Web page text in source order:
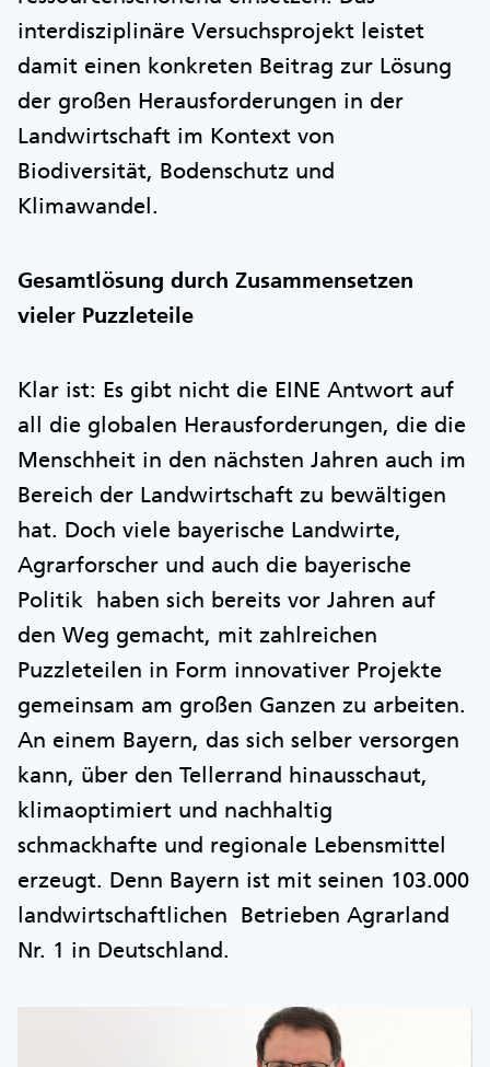
interdisziplinäre Versuchsprojekt leistet
damit einen konkreten Beitrag zur Lösung
der großen Herausforderungen in der
Landwirtschaft im Kontext von
Biodiversität, Bodenschutz und
Klimawandel.
Gesamtlösung durch Zusammensetzen
vieler Puzzleteile
Klar ist: Es gibt nicht die EINE Antwort auf
all die globalen Herausforderungen, die die
Menschheit in den nächsten Jahren auch im
Bereich der Landwirtschaft zu bewältigen
hat. Doch viele bayerische Landwirte,
Agrarforscher und auch die bayerische
Politik haben sich bereits vor Jahren auf
den Weg gemacht, mit zahlreichen
Puzzleteilen in Form innovativer Projekte
gemeinsam am großen Ganzen zu arbeiten.
An einem Bayern, das sich selber versorgen
kann, über den Tellerrand hinausschaut,
klimaoptimiert und nachhaltig
schmackhafte und regionale Lebensmittel
erzeugt. Denn Bayern ist mit seinen 103.000
landwirtschaftlichen Betrieben Agrarland
Nr. 1 in Deutschland.